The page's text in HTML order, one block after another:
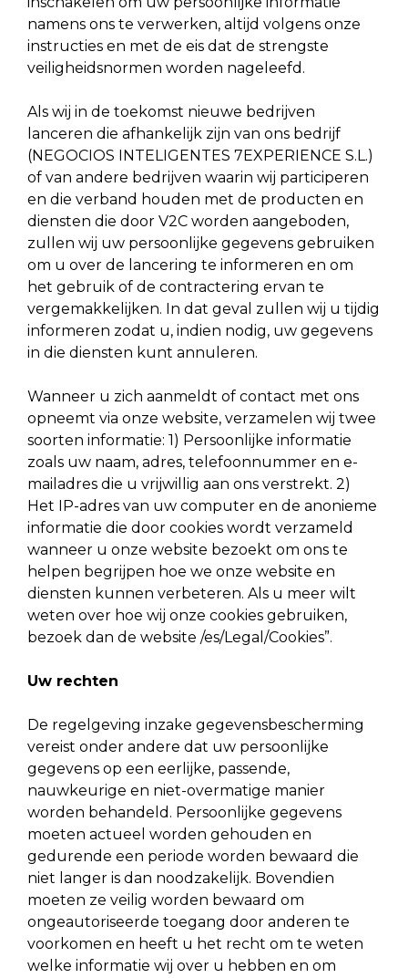
namens ons te verwerken, altijd volgens onze
instructies en met de eis dat de strengste
veiligheidsnormen worden nageleefd.
Als wij in de toekomst nieuwe bedrijven
lanceren die afhankelijk zijn van ons bedrijf
(NEGOCIOS INTELIGENTES 7EXPERIENCE S.L.)
of van andere bedrijven waarin wij participeren
en die verband houden met de producten en
diensten die door V2C worden aangeboden,
zullen wij uw persoonlijke gegevens gebruiken
om u over de lancering te informeren en om
het gebruik of de contractering ervan te
vergemakkelijken. In dat geval zullen wij u tijdig
informeren zodat u, indien nodig, uw gegevens
in die diensten kunt annuleren.
Wanneer u zich aanmeldt of contact met ons
opneemt via onze website, verzamelen wij twee
soorten informatie: 1) Persoonlijke informatie
zoals uw naam, adres, telefoonnummer en e-
mailadres die u vrijwillig aan ons verstrekt. 2)
Het IP-adres van uw computer en de anonieme
informatie die door cookies wordt verzameld
wanneer u onze website bezoekt om ons te
helpen begrijpen hoe we onze website en
diensten kunnen verbeteren. Als u meer wilt
weten over hoe wij onze cookies gebruiken,
bezoek dan de website /es/Legal/Cookies”.
Uw rechten
De regelgeving inzake gegevensbescherming
vereist onder andere dat uw persoonlijke
gegevens op een eerlijke, passende,
nauwkeurige en niet-overmatige manier
worden behandeld. Persoonlijke gegevens
moeten actueel worden gehouden en
gedurende een periode worden bewaard die
niet langer is dan noodzakelijk. Bovendien
moeten ze veilig worden bewaard om
ongeautoriseerde toegang door anderen te
voorkomen en heeft u het recht om te weten
welke informatie wij over u hebben en om